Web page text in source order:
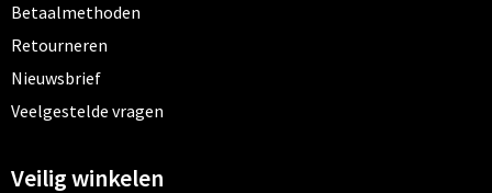
Betaalmethoden
Retourneren
Nieuwsbrief
Veelgestelde vragen
Veilig winkelen